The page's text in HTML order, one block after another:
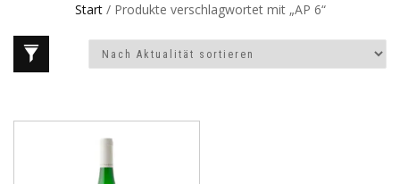
Start/ Produkte verschlagwortet mit „AP 6“